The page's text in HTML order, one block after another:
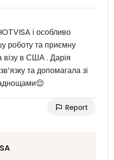
і особливо
роботу та приємну
візу в США . Дарія
та допомагала зі
Report